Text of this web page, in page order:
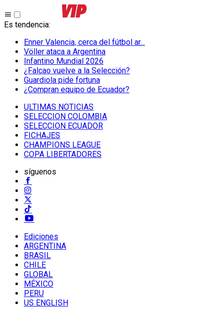
Es tendencia:
Enner Valencia, cerca del fútbol ar...
Völler ataca a Argentina
Infantino Mundial 2026
¿Falcao vuelve a la Selección?
Guardiola pide fortuna
¿Compran equipo de Ecuador?
ULTIMAS NOTICIAS
SELECCION COLOMBIA
SELECCION ECUADOR
FICHAJES
CHAMPIONS LEAGUE
COPA LIBERTADORES
síguenos
Ediciones
ARGENTINA
BRASIL
CHILE
GLOBAL
MÉXICO
PERU
US ENGLISH